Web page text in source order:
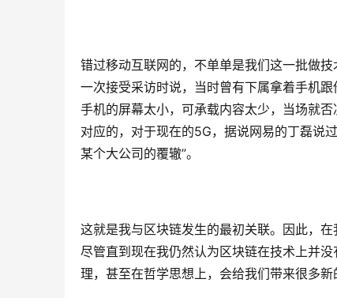
错过移动互联网的，不单单是我们这一批做
一次接受采访时说，当时曾有下属拿着手机跟
手机的屏幕太小，可承载内容太少，当场就
对应的，对于现在的5G，据说网易的丁磊说
某个大公司的覆辙”。
这就是我与区块链发生的最初关联。因此，
尽管直到现在我仍然认为区块链在技术上并
理，甚至在哲学思想上，会给我们带来很多